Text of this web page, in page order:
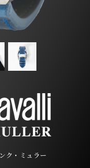
ク・ミュラー